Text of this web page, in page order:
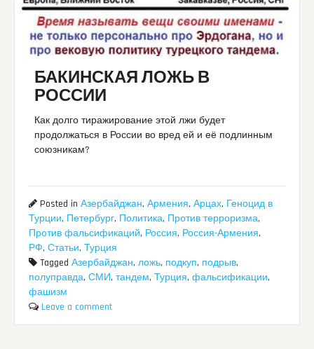
БАКИНСКАЯ ЛОЖЬ В
РОССИИ
Как долго тиражирование этой лжи будет
продолжаться в России во вред ей и её подлинным
союзникам?
Posted inАзербайджан,Армения,Арцах, Геноцид в
Турции, Петербург, Политика, Против терроризма,
Против фальсификаций, Россия, Россия-Армения,
РФ,Статьи,Турция
TaggedАзербайджан,ложь, подкуп, подрыв,
полуправда,СМИ,тандем,Турция,фальсификации,
фашизм
Leave a comment